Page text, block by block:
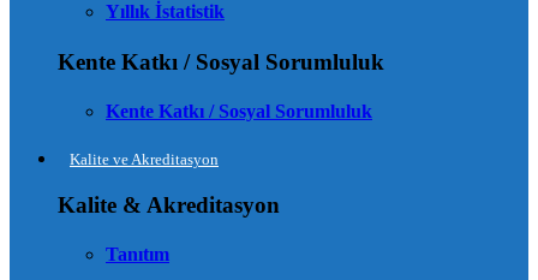
Yıllık İstatistik
Kente Katkı / Sosyal Sorumluluk
Kente Katkı / Sosyal Sorumluluk
Kalite ve Akreditasyon
Kalite & Akreditasyon
Tanıtım